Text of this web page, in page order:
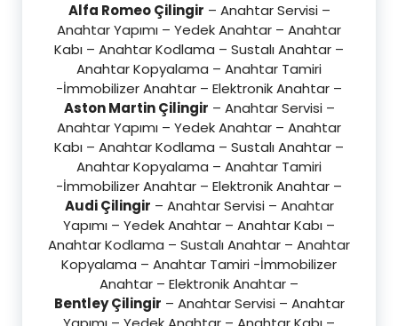
Alfa Romeo Çilingir – Anahtar Servisi –
Anahtar Yapımı – Yedek Anahtar – Anahtar
Kabı – Anahtar Kodlama – Sustalı Anahtar –
Anahtar Kopyalama – Anahtar Tamiri
-İmmobilizer Anahtar – Elektronik Anahtar –
Aston Martin Çilingir – Anahtar Servisi –
Anahtar Yapımı – Yedek Anahtar – Anahtar
Kabı – Anahtar Kodlama – Sustalı Anahtar –
Anahtar Kopyalama – Anahtar Tamiri
-İmmobilizer Anahtar – Elektronik Anahtar –
Audi Çilingir – Anahtar Servisi – Anahtar
Yapımı – Yedek Anahtar – Anahtar Kabı –
Anahtar Kodlama – Sustalı Anahtar – Anahtar
Kopyalama – Anahtar Tamiri -İmmobilizer
Anahtar – Elektronik Anahtar –
Bentley Çilingir – Anahtar Servisi – Anahtar